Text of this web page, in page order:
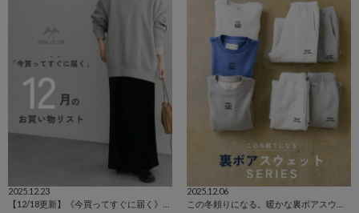
2025.12.23
2025.12.06